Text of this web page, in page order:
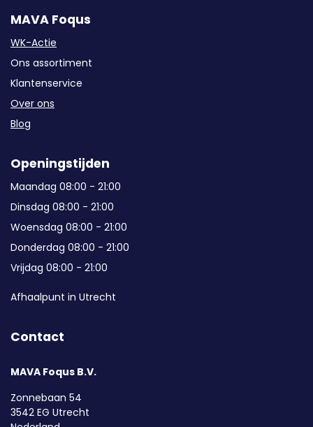
MAVA Foqus
WK-Actie
Ons assortiment
Klantenservice
Over ons
Blog
Openingstijden
Maandag 08:00 - 21:00
Dinsdag 08:00 - 21:00
Woensdag 08:00 - 21:00
Donderdag 08:00 - 21:00
Vrijdag 08:00 - 21:00
Afhaalpunt in Utrecht
Contact
MAVA Foqus B.V.
Zonnebaan 54
3542 EG Utrecht